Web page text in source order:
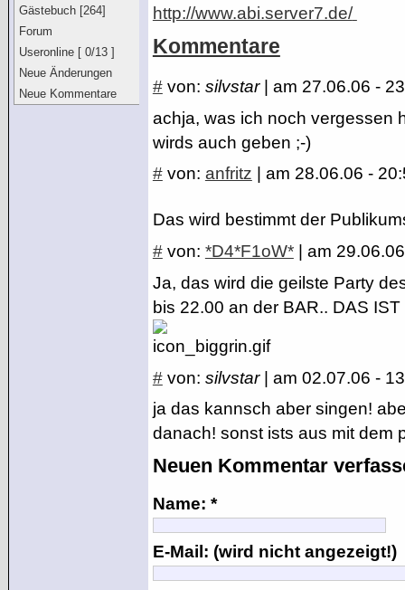
Gästebuch [264]
Forum
Useronline [ 0/13 ]
Neue Änderungen
Neue Kommentare
http://www.abi.server7.de/
Kommentare
#von: silvstar| am 27.06.06 -
achja, was ich noch vergessen
wirds auch geben ;-)
#von: anfritz | am 28.06.06 -
Das wird bestimmt der
#von: *D4*F1oW*| am
Ja, das wird die geilste Party
bis 22.00 an der BAR.. DAS
#von: silvstar| am 02.07.06 -
ja das kannsch aber singen!
danach! sonst ists aus mit dem
Neuen Kommentar
Name: *
E-Mail: (wird nicht angezeigt!)
BBCode Eingabe
[b]fett[/b]
[center]zentriert[/center]
[i]kursiv[/i]
[lurl=/artikel/]Zu den Artikeln auf denztown.de im
Fenster[/lurl]
[lurl]/artikel/[/lurl]
[url=http://www.anfritz.de]anfritz.de[/url]
[url]http://www.anfritz.de[/url]
[info]Eine Information[/info]